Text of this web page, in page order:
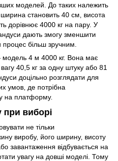
моделей. До таких належить
ширина становить 40 см, висота
дорівнює 4000 кг на пару. У
дають змогу зменшити
процес більш зручним.
4 м 4000 кг. Вона має
40,5 кг за одну штуку або 81
доцільно розглядати для
умов, де потрібна
на платформу.
при виборі
не тільки
виробу, його ширину, висоту
завантаження відбувається на
увагу на довші моделі. Тому